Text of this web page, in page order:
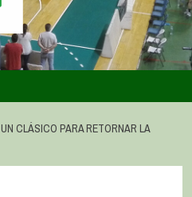
UN CLÁSICO PARA RETORNAR LA